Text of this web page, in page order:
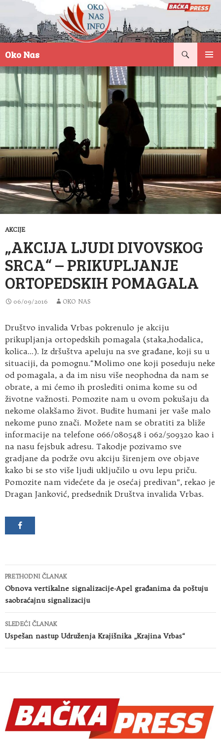
Oko Nas
NA
SADRŽAJ
AKCIJE
„AKCIJA LJUDI DIVOVSKOG
SRCA“ – PRIKUPLJANJE
ORTOPEDSKIH POMAGALA
06/09/2016 OKO NAS
Društvo invalida Vrbas pokrenulo je akciju
prikupljanja ortopedskih pomagala (staka,hodalica,
kolica…). Iz dršuštva apeluju na sve građane, koji su u
situaciji, da pomognu.“Molimo one koji poseduju neke
od pomagala, a da im nisu više neophodna da nam se
obrate, a mi ćemo ih proslediti onima kome su od
životne važnosti. Pomozite nam u ovom pokušaju da
nekome olakšamo život. Budite humani jer vaše malo
nekome puno znači. Možete nam se obratiti za bliže
informacije na telefone 066/080548 i 062/509320 kao i
na nasu fejsbuk adresu. Takodje pozivamo sve
gradjane da podrže ovu akciju širenjem ove objave
kako bi se sto više ljudi uključilo u ovu lepu priču.
Pomozite nam videćete da je osećaj predivan”, rekao je
Dragan Janković, predsednik Društva invalida Vrbas.
Kretanje
članaka
PRETHODNI ČLANAK
Obnova vertikalne signalizacije-Apel građanima da poštuju
saobraćajnu signalizaciju
SLEDEĆI ČLANAK
Uspešan nastup Udruženja Krajišnika „Krajina Vrbas“